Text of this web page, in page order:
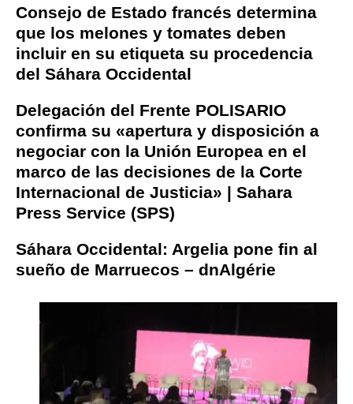
Consejo de Estado francés determina
que los melones y tomates deben
incluir en su etiqueta su procedencia
del Sáhara Occidental
Delegación del Frente POLISARIO
confirma su «apertura y disposición a
negociar con la Unión Europea en el
marco de las decisiones de la Corte
Internacional de Justicia» | Sahara
Press Service (SPS)
Sáhara Occidental: Argelia pone fin al
sueño de Marruecos – dnAlgérie